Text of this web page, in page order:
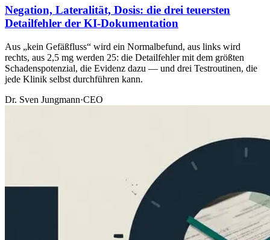
Negation, Lateralität, Dosis: die drei teuersten
Detailfehler der KI-Dokumentation
Aus „kein Gefäßfluss“ wird ein Normalbefund, aus links wird
rechts, aus 2,5 mg werden 25: die Detailfehler mit dem größten
Schadenspotenzial, die Evidenz dazu — und drei Testroutinen, die
jede Klinik selbst durchführen kann.
Dr. Sven Jungmann·CEO